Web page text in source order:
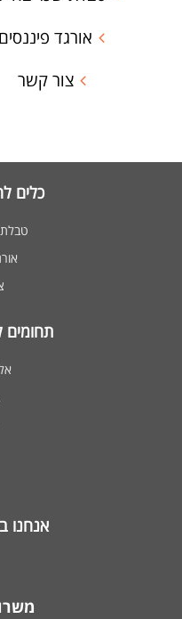
אורגד פיננסים
צור קשר
כלים
תחומים
אנחנו בFACEBOOK